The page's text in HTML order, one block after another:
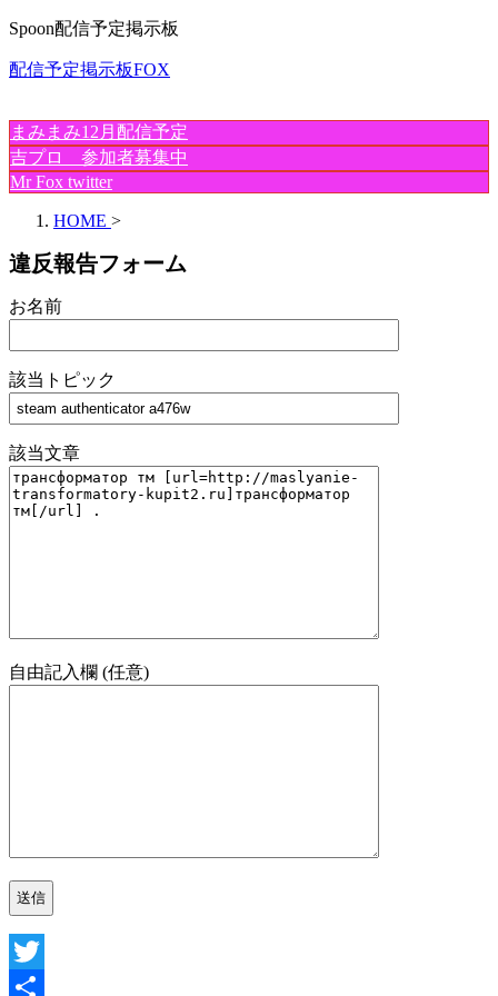
Spoon配信予定掲示板
配信予定掲示板FOX
まみまみ12月配信予定
吉プロ 参加者募集中
Mr Fox twitter
HOME >
違反報告フォーム
お名前
該当トピック
該当文章
自由記入欄 (任意)
Twitter